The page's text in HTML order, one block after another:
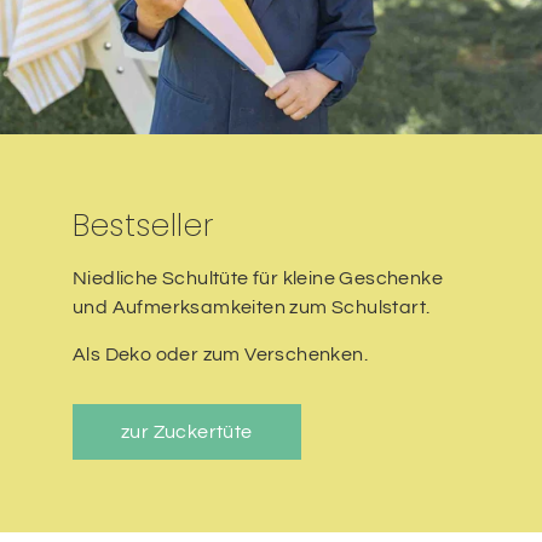
Bestseller
Niedliche Schultüte für kleine Geschenke
und Aufmerksamkeiten zum Schulstart.
Als Deko oder zum Verschenken.
zur Zuckertüte